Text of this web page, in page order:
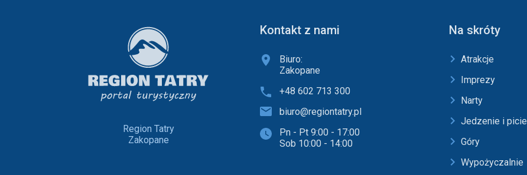
Region Tatry
Zakopane
Kontakt z nami
Biuro:
Zakopane
+48 602 713 300
biuro@regiontatry.pl
Pn - Pt 9:00 - 17:00
Sob 10:00 - 14:00
Na skróty
Atrakcje
Imprezy
Narty
Jedzenie i picie
Góry
Wypożyczalnie